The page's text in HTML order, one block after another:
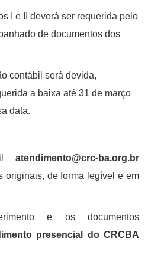
I e II deverá ser requerida pelo
de documentos dos
contábil será devida,
a baixa até 31 de março
data.
atendimento@crc-ba.org.br
originais, de forma legível e em
e os documentos
presencial do CRCBA